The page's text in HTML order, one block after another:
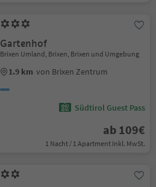
Gartenhof
Brixen Umland, Brixen, Brixen und Umgebung
1.9 km von Brixen Zentrum
Südtirol Guest Pass
ab 109€
1 Nacht / 1 Apartment Inkl. MwSt.